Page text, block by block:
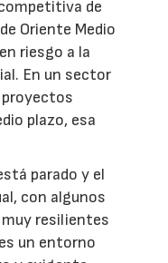
de
Oriente Medio
riesgo a la
En un sector
plazo, esa
parado y el
con algunos
resilientes
un entorno